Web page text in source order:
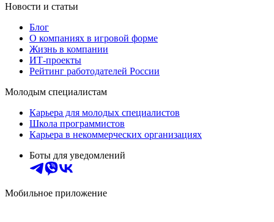
Новости и статьи
Блог
О компаниях в игровой форме
Жизнь в компании
ИТ-проекты
Рейтинг работодателей России
Молодым специалистам
Карьера для молодых специалистов
Школа программистов
Карьера в некоммерческих организациях
Боты для уведомлений
Мобильное приложение